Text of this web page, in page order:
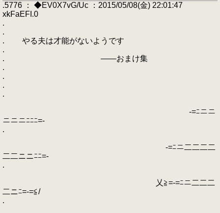
.5776 ： ◆EV0X7vG/Uc ：2015/05/08(金) 22:01:47
xkFaEFI.0
.
.
. やる夫は才能がないようです
.
. ――おまけ集
.
.
.
.
-=ﾆニニ
ニニニﾆﾆﾆ=-
.
-=ﾆニ二二二二
二二ニニﾆﾆ=-
.
乂≧=-=ﾆニ二二二
二ニﾆ=-=≦/
.